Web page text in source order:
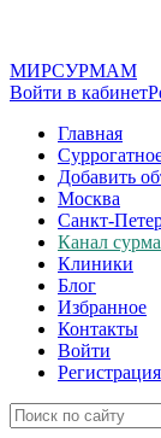
МИРСУРМАМ
Войти в кабинет
Главная
Добавить
Москва
Санкт-
Канал
Клиники
Блог
Избранное
Контакты
Войти
Регистрация